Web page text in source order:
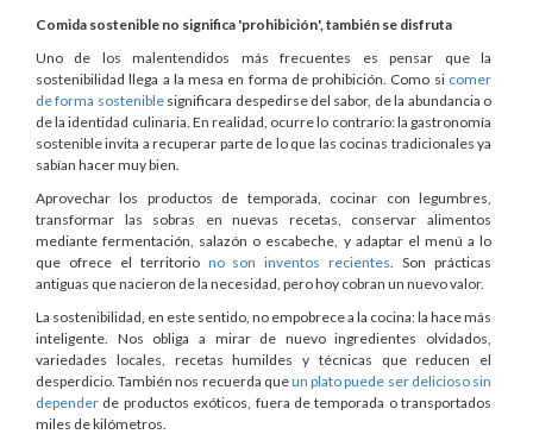
Comida sostenible no significa 'prohibición', también se disfruta
Uno de los malentendidos más frecuentes es pensar que la
sostenibilidad llega a la mesa en forma de prohibición. Como si comer
de forma sosteniblesignificara despedirse del sabor, de la abundancia o
de la identidad culinaria. En realidad, ocurre lo contrario: la gastronomía
sostenible invita a recuperar parte de lo que las cocinas tradicionales ya
sabían hacer muy bien.
Aprovechar los productos de temporada, cocinar con legumbres,
transformar las sobras en nuevas recetas, conservar alimentos
mediante fermentación, salazón o escabeche, y adaptar el menú a lo
que ofrece el territorio no son inventos recientes . Son prácticas
antiguas que nacieron de la necesidad, pero hoy cobran un nuevo valor.
La sostenibilidad, en este sentido, no empobrece a la cocina: la hace más
inteligente. Nos obliga a mirar de nuevo ingredientes olvidados,
variedades locales, recetas humildes y técnicas que reducen el
desperdicio. También nos recuerda queun plato puede ser delicioso sin
depender de productos exóticos, fuera de temporada o transportados
miles de kilómetros.